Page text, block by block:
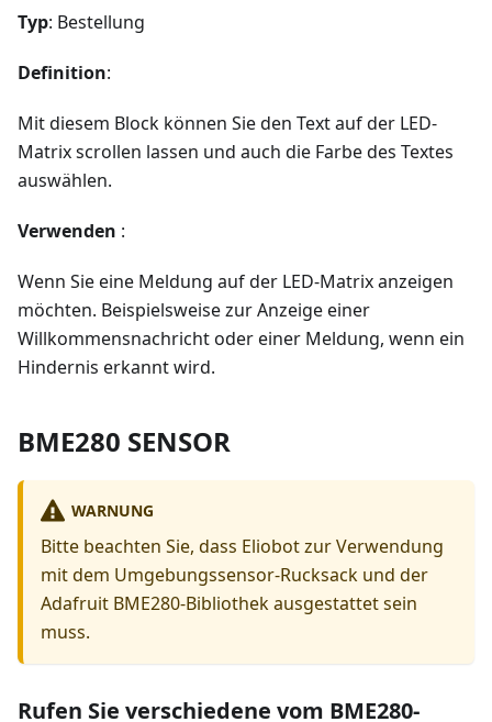
Typ: Bestellung
Definition:
Mit diesem Block können Sie den Text auf der LED-
Matrix scrollen lassen und auch die Farbe des Textes
auswählen.
Verwenden :
Wenn Sie eine Meldung auf der LED-Matrix anzeigen
möchten. Beispielsweise zur Anzeige einer
Willkommensnachricht oder einer Meldung, wenn ein
Hindernis erkannt wird.
BME280 SENSOR
WARNUNG
Bitte beachten Sie, dass Eliobot zur Verwendung
mit dem Umgebungssensor-Rucksack und der
Adafruit BME280-Bibliothek ausgestattet sein
muss.
Rufen Sie verschiedene vom BME280-